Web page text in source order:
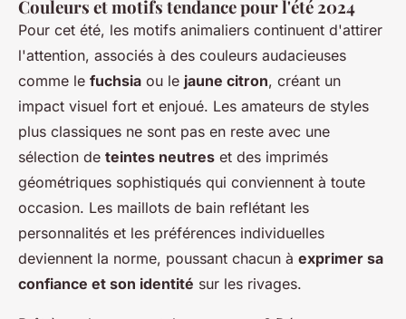
Couleurs et motifs tendance pour l'été 2024
Pour cet été, les motifs animaliers continuent d'attirer
l'attention, associés à des couleurs audacieuses
comme le fuchsia ou le jaune citron, créant un
impact visuel fort et enjoué. Les amateurs de styles
plus classiques ne sont pas en reste avec une
sélection de teintes neutres et des imprimés
géométriques sophistiqués qui conviennent à toute
occasion. Les maillots de bain reflétant les
personnalités et les préférences individuelles
deviennent la norme, poussant chacun à exprimer sa
confiance et son identité sur les rivages.